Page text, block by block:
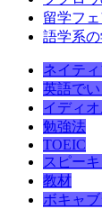
留学フ
語学系
ネイテ
英語で
イディ
勉強法
TOEIC
スピー
教材
ボキャ